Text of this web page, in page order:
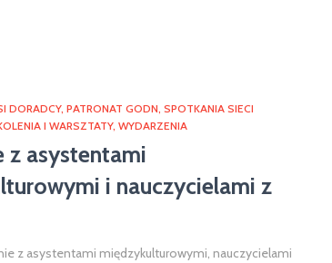
DORADCY PATRONAT GODN SPOTKANIA SIECI
I WARSZTATY WYDARZENIA
z asystentami
i nauczycielami z
z asystentami międzykulturowymi, nauczycielami